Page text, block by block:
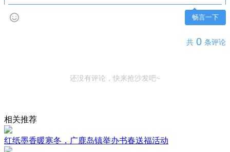
畅言一下
共 0 条评论
还没有评论，快来抢沙发吧~
相关推荐
红纸墨香暖寒冬，广鹿岛镇举办书春送福活动